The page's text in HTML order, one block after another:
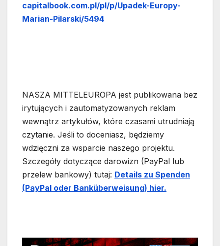
capitalbook.com.pl/pl/p/Upadek-Europy-
Marian-Pilarski/5494
NASZA MITTELEUROPA jest publikowana bez
irytujących i zautomatyzowanych reklam
wewnątrz artykułów, które czasami utrudniają
czytanie. Jeśli to doceniasz, będziemy
wdzięczni za wsparcie naszego projektu.
Szczegóły dotyczące darowizn (PayPal lub
przelew bankowy) tutaj: Details zu Spenden
(PayPal oder Banküberweisung) hier.